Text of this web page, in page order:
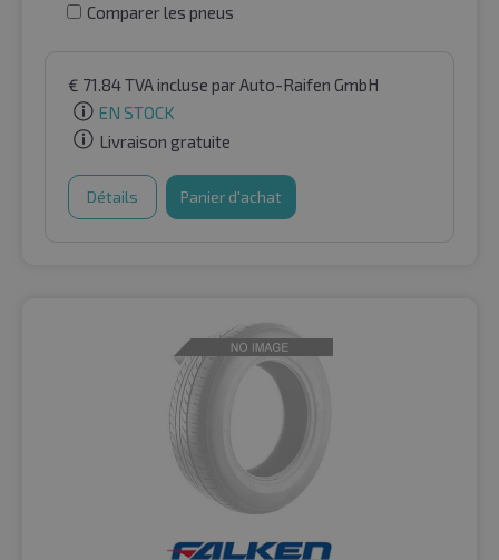
Comparer les pneus
€ 71.84TVA incluse par Auto-Raifen GmbH
EN STOCK
Livraison gratuite
Détails Panier d'achat